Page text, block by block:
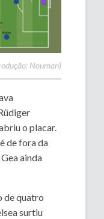
Nouman)
o placar.
de fora da
ainda
de quatro
surtiu